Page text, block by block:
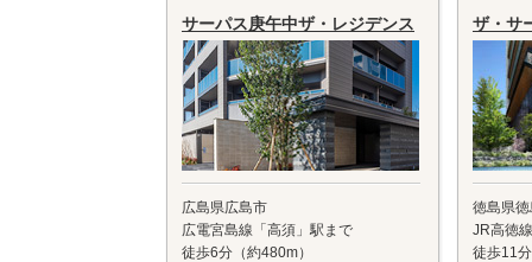
サーパス庚午中ザ・レジデンス
広島県広島市
広電宮島線「高須」駅まで
徒歩6分（約480m）
ザ・サ
徳島県
JR高徳
徒歩11